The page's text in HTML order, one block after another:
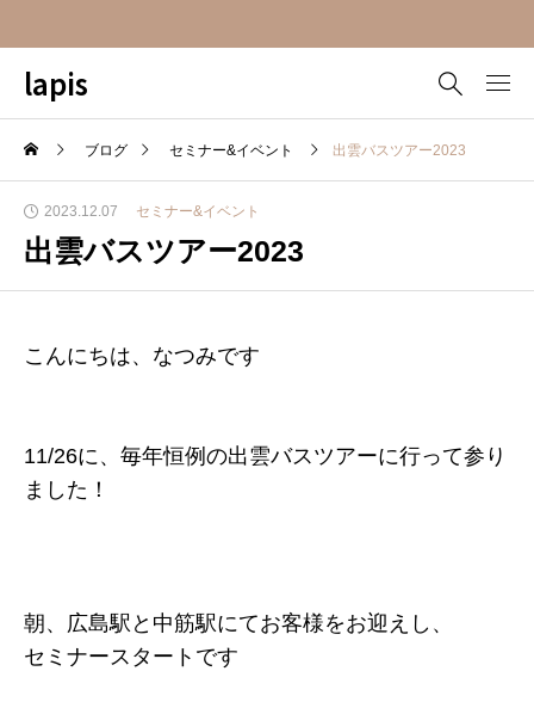
lapis
ブログ セミナー&イベント 出雲バスツアー2023
2023.12.07 セミナー&イベント
出雲バスツアー2023
こんにちは、なつみです
11/26に、毎年恒例の出雲バスツアーに行って参り
ました！
朝、広島駅と中筋駅にてお客様をお迎えし、
セミナースタートです